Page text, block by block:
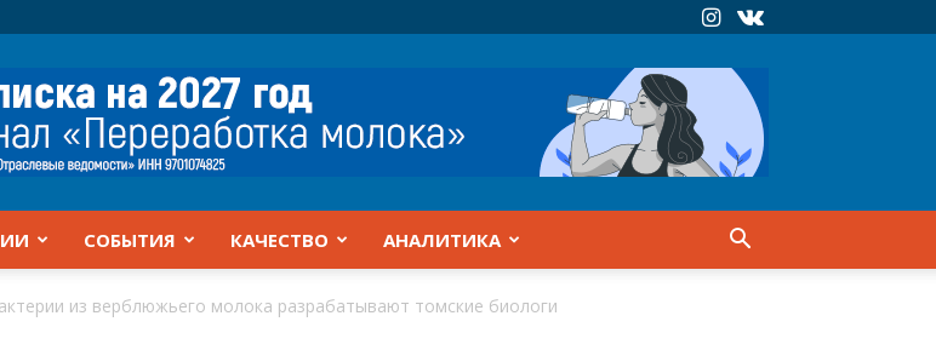
СОБЫТИЯ КАЧЕСТВО АНАЛИТИКА
из верблюжьего молока разрабатывают томские биологи